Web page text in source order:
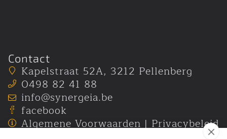
Contact
Kapelstraat 52A, 3212 Pellenberg
0498 82 41 88
info@synergeia.be
facebook
Algemene Voorwaarden|Privacybeleid